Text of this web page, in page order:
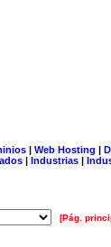
| Web Hosting |
| Industrias |
[Pág.